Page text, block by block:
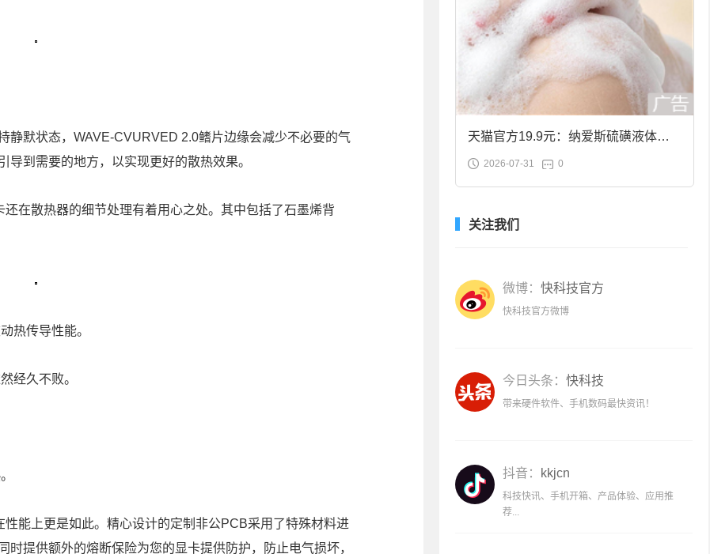
静默状态，WAVE-CVURVED 2.0鳍片边缘会减少不必要的气
到需要的地方，以实现更好的散热效果。
在散热器的细节处理有着用心之处。其中包括了石墨烯背
热传导性能。
经久不败。
能上更是如此。精心设计的定制非公PCB采用了特殊材料进
提供额外的熔断保险为您的显卡提供防护，防止电气损坏，
天猫官方19.9元：纳爱斯硫磺液体香
皂2斤大促
2026-07-31 0
关注我们
微博： 快科技官方
快科技官方微博
今日头条： 快科技
带来硬件软件、手机数码最快资讯！
抖音： kkjcn
科技快讯、手机开箱、产品体验、应用推
荐...